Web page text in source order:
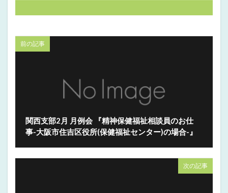
前の記事
関西支部2月 月例会 『精神保健福祉相談員のお仕
事-大阪市住吉区役所(保健福祉センター)の場合-』
次の記事